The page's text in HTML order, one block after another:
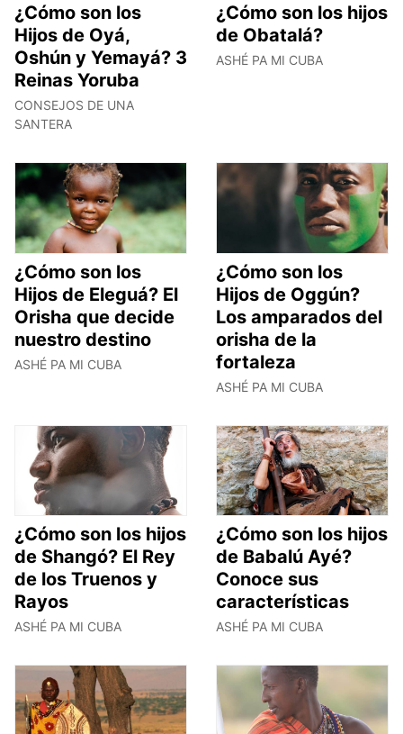
¿Cómo son los
Hijos de Oyá,
Oshún y Yemayá? 3
Reinas Yoruba
CONSEJOS DE UNA
SANTERA
¿Cómo son los hijos
de Obatalá?
ASHÉ PA MI CUBA
¿Cómo son los
Hijos de Eleguá? El
Orisha que decide
nuestro destino
ASHÉ PA MI CUBA
¿Cómo son los
Hijos de Oggún?
Los amparados del
orisha de la
fortaleza
ASHÉ PA MI CUBA
¿Cómo son los hijos
de Shangó? El Rey
de los Truenos y
Rayos
ASHÉ PA MI CUBA
¿Cómo son los hijos
de Babalú Ayé?
Conoce sus
características
ASHÉ PA MI CUBA